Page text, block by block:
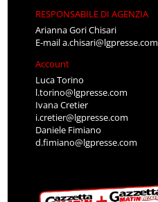
RESPONSABILE DI AGENZIA
Arianna Gori Chisari
E-maila.chisari@lgpresse.com
Account
Luca Torino
l.torino@lgpresse.com
Ivana Cretier
i.cretier@lgpresse.com
Daniele Fimiano
d.fimiano@lgpresse.com